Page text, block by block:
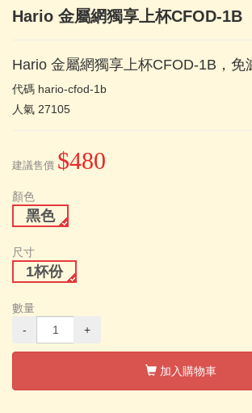
Hario 金屬網獨享上杯CFOD-1B
Hario 金屬網獨享上杯CFOD-1B，免
代碼 hario-cfod-1b
人氣 27105
建議售價 $480
顏色
黑色
尺寸
1杯份
數量
-
+
加入購物車